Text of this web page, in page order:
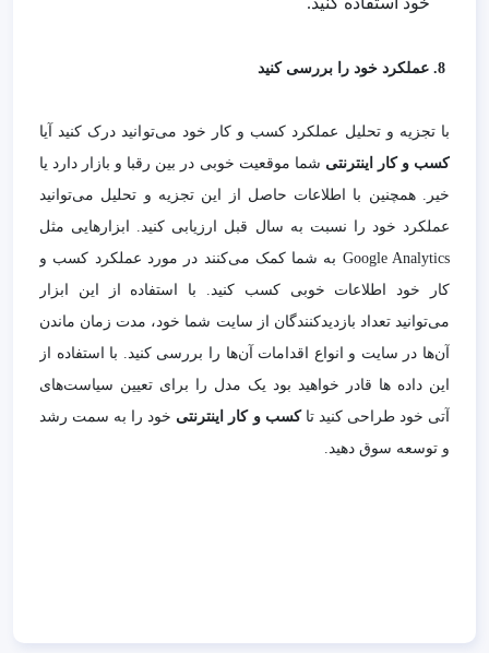
با تجزیه و تحلیل عملکرد کسب و کار خود می‌توانید درک کنید آیا
کسب و کار اینترنتی شما موقعیت خوبی در بین رقبا و بازار دارد یا
خیر. همچنین با اطلاعات حاصل از این تجزیه و تحلیل می‌توانید
عملکرد خود را نسبت به سال قبل ارزیابی کنید. ابزارهایی مثل
Google Analytics به شما کمک می‌کنند در مورد عملکرد کسب و
کار خود اطلاعات خوبی کسب کنید. با استفاده از این ابزار
می‌توانید تعداد بازدیدکنندگان از سایت شما خود، مدت زمان ماندن
آن‌ها در سایت و انواع اقدامات آن‌ها را بررسی کنید. با استفاده از
این داده ها قادر خواهید بود یک مدل را برای تعیین سیاست‌های
آتی خود طراحی کنید تاکسب و کار اینترنتی خود را به سمت رشد
و توسعه سوق دهید.